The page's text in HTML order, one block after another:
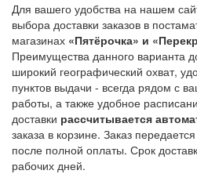
Для вашего удобства на нашем
выбора доставки заказов в
магазинах «Пятёрочка» и
Преимущества данного варианта
широкий географический охват,
пунктов выдачи - всегда рядом с
работы, а также удобное
доставки рассчитывается
заказа в корзине. Заказ
после полной оплаты. Срок
рабочих дней.